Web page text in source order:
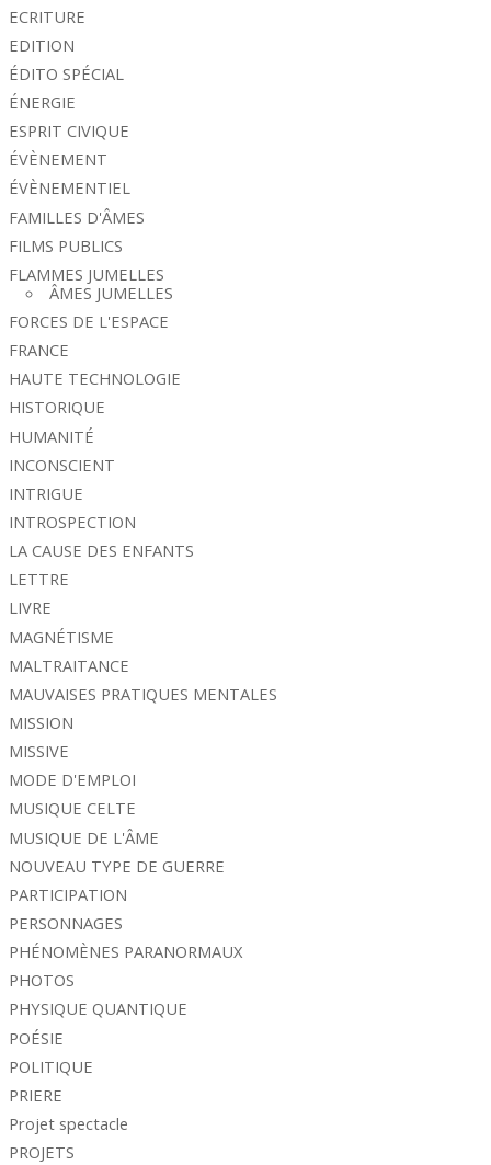
ECRITURE
EDITION
ÉDITO SPÉCIAL
ÉNERGIE
ESPRIT CIVIQUE
ÉVÈNEMENT
ÉVÈNEMENTIEL
FAMILLES D'ÂMES
FILMS PUBLICS
FLAMMES JUMELLES
ÂMES JUMELLES
FORCES DE L'ESPACE
FRANCE
HAUTE TECHNOLOGIE
HISTORIQUE
HUMANITÉ
INCONSCIENT
INTRIGUE
INTROSPECTION
LA CAUSE DES ENFANTS
LETTRE
LIVRE
MAGNÉTISME
MALTRAITANCE
MAUVAISES PRATIQUES MENTALES
MISSION
MISSIVE
MODE D'EMPLOI
MUSIQUE CELTE
MUSIQUE DE L'ÂME
NOUVEAU TYPE DE GUERRE
PARTICIPATION
PERSONNAGES
PHÉNOMÈNES PARANORMAUX
PHOTOS
PHYSIQUE QUANTIQUE
POÉSIE
POLITIQUE
PRIERE
Projet spectacle
PROJETS